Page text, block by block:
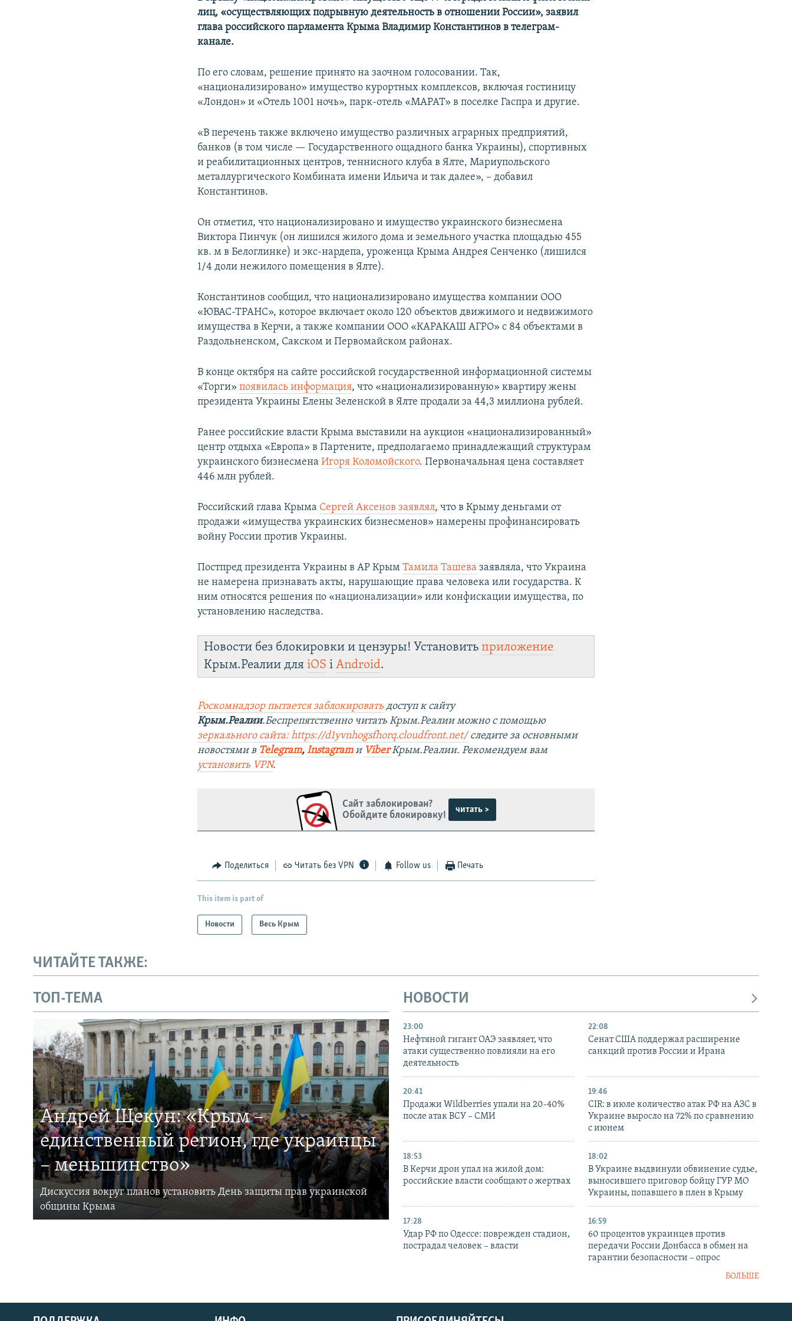
лиц, «осуществляющих подрывную деятельность в отношении России», заявил
глава российского парламента Крыма Владимир Константинов в телеграм-
канале.
По его словам, решение принято на заочном голосовании. Так,
«национализировано» имущество курортных комплексов, включая гостиницу
«Лондон» и «Отель 1001 ночь», парк-отель «МАРАТ» в поселке Гаспра и другие.
«В перечень также включено имущество различных аграрных предприятий,
банков (в том числе — Государственного ощадного банка Украины), спортивных
и реабилитационных центров, теннисного клуба в Ялте, Мариупольского
металлургического Комбината имени Ильича и так далее», – добавил
Константинов.
Он отметил, что национализировано и имущество украинского бизнесмена
Виктора Пинчук (он лишился жилого дома и земельного участка площадью 455
кв. м в Белоглинке) и экс-нардепа, уроженца Крыма Андрея Сенченко (лишился
1/4 доли нежилого помещения в Ялте).
Константинов сообщил, что национализировано имущества компании ООО
«ЮВАС-ТРАНС», которое включает около 120 объектов движимого и недвижимого
имущества в Керчи, а также компании ООО «КАРАКАШ АГРО» с 84 объектами в
Раздольненском, Сакском и Первомайском районах.
В конце октября на сайте российской государственной информационной системы
«Торги»появилась информация, что «национализированную» квартиру жены
президента Украины Елены Зеленской в Ялте продали за 44,3 миллиона рублей.
Ранее российские власти Крыма выставили на аукцион «национализированный»
центр отдыха «Европа» в Партените, предполагаемо принадлежащий структурам
украинского бизнесменаИгоря Коломойского. Первоначальная цена составляет
446 млн рублей.
Российский глава Крыма Сергей Аксенов заявлял, что в Крыму деньгами от
продажи «имущества украинских бизнесменов» намерены профинансировать
войну России против Украины.
Постпред президента Украины в АР КрымТамила Ташева заявляла, что Украина
не намерена признавать акты, нарушающие права человека или государства. К
ним относятся решения по «национализации» или конфискации имущества, по
установлению наследства.
Новости без блокировки и цензуры! Установитьприложение
Крым.Реалии дляiOS іAndroid.
Роскомнадзор пытается заблокировать доступ к сайту
Крым.Реалии.Беспрепятственно читать Крым.Реалии можно с помощью
зеркального сайта: https://d1yvnhogsfhorq.cloudfront.net/следите за основными
новостями в Telegram,Instagramи Viber Крым.Реалии. Рекомендуем вам
установить VPN.
Сайт заблокирован?
Обойдите блокировку!
читать >
Поделиться Читать без VPN Follow us Печать
This item is part of
Новости Весь Крым
ЧИТАЙТЕ ТАКЖЕ:
ТОП-ТЕМА
Андрей Щекун: «Крым –
единственный регион, где украинцы
– меньшинство»
Дискуссия вокруг планов установить День защиты прав украинской
общины Крыма
НОВОСТИ
23:00
Нефтяной гигант ОАЭ заявляет, что
атаки существенно повлияли на его
деятельность
22:08
Сенат США поддержал расширение
санкций против России и Ирана
20:41
Продажи Wildberries упали на 20-40%
после атак ВСУ – СМИ
19:46
CIR: в июле количество атак РФ на АЗС в
Украине выросло на 72% по сравнению
с июнем
18:53
В Керчи дрон упал на жилой дом:
российские власти сообщают о жертвах
18:02
В Украине выдвинули обвинение судье,
выносившего приговор бойцу ГУР МО
Украины, попавшего в плен в Крыму
17:28
Удар РФ по Одессе: поврежден стадион,
пострадал человек – власти
16:59
60 процентов украинцев против
передачи России Донбасса в обмен на
гарантии безопасности – опрос
БОЛЬШЕ